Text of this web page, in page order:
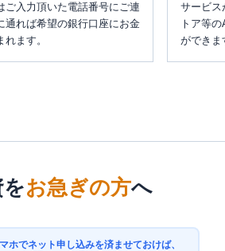
ご入力頂いた電話番号にご連
通れば希望の銀行口座にお金
ます。
サービス
トア等
ができま
お急ぎの方へ
ホでネット申し込みを済ませておけば、